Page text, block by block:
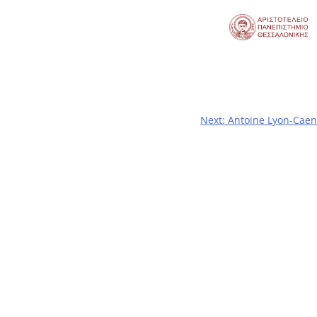
Next: Antoine Lyon-Caen